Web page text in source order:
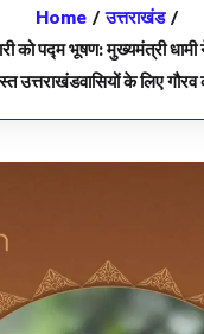
Home / उत्तराखंड /
को पद्म भूषण: मुख्यमंत्री धामी
उत्तराखंडवासियों के लिए गौरव